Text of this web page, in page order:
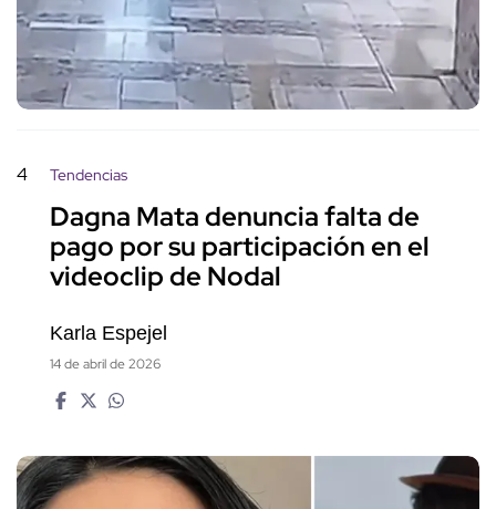
4 Tendencias
Dagna Mata denuncia falta de
pago por su participación en el
videoclip de Nodal
Karla Espejel
14 de abril de 2026